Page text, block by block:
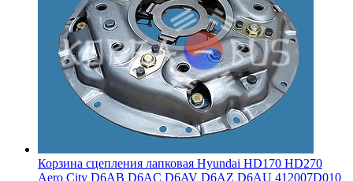
Корзина сцепления лапковая Hyundai HD170 HD270
Aero Сity D6AB D6AC D6AV D6AZ D6AU 412007D010